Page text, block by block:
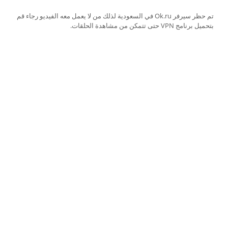
تم حظر سيرفر Ok.ru في السعودية لذلك من لا يعمل معه الفيديو رجاء قم
بتحميل برنامج VPN حتى تتمكن من مشاهدة الحلقات.